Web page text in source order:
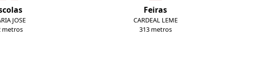
JOSE
metros
Feiras
CARDEAL LEME
313 metros